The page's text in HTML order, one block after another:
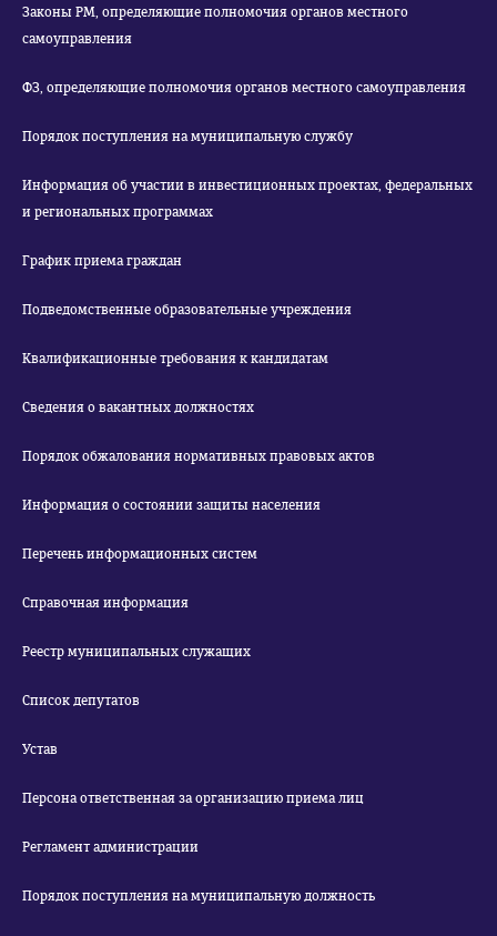
Законы РМ, определяющие полномочия органов местного
самоуправления
ФЗ, определяющие полномочия органов местного самоуправления
Порядок поступления на муниципальную службу
Информация об участии в инвестиционных проектах, федеральных
и региональных программах
График приема граждан
Подведомственные образовательные учреждения
Квалификационные требования к кандидатам
Сведения о вакантных должностях
Порядок обжалования нормативных правовых актов
Информация о состоянии защиты населения
Перечень информационных систем
Справочная информация
Реестр муниципальных служащих
Список депутатов
Устав
Персона ответственная за организацию приема лиц
Регламент администрации
Порядок поступления на муниципальную должность